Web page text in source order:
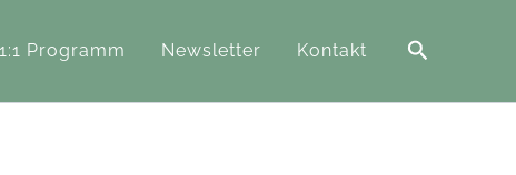
Programm Newsletter Kontakt Suchen